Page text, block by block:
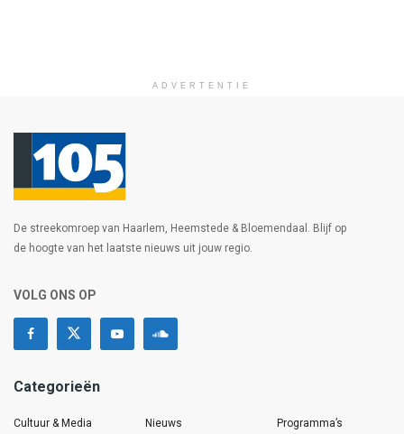
ADVERTENTIE
De streekomroep van Haarlem, Heemstede & Bloemendaal. Blijf op
de hoogte van het laatste nieuws uit jouw regio.
VOLG ONS OP
Categorieën
Cultuur & Media
Nieuws
Programma’s